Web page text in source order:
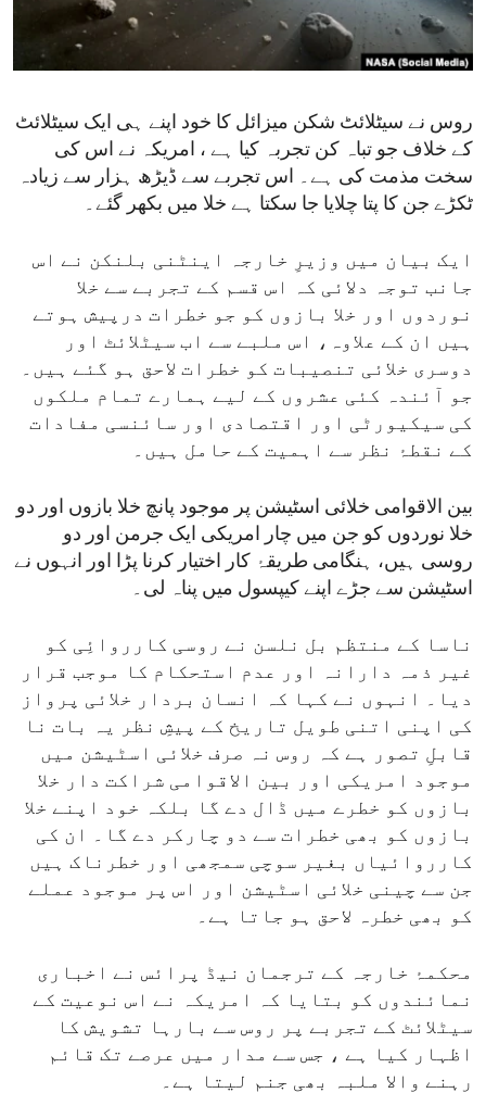
ENVIRONMENT AND HEALTH
IDEALS AND INSTITUTIONS
روس نے سیٹلائٹ شکن میزائل کا خود اپنے ہی ایک سیٹلائٹ
کے خلاف جو تباہ کن تجربہ کیا ہے ، امریکہ نے اس کی
سخت مذمت کی ہے۔ اس تجربے سے ڈیڑھ ہزار سے زیادہ
ٹکڑے جن کا پتا چلایا جا سکتا ہے خلا میں بکھر گئے۔
ایک بیان میں وزیرِ خارجہ اینٹنی بلنکن نے اس
جانب توجہ دلائی کہ اس قسم کے تجربے سے خلا
نوردوں اور خلا بازوں کو جو خطرات درپیش ہوتے
ہیں ان کے علاوہ، اس ملبے سے اب سیٹلائٹ اور
دوسری خلائی تنصیبات کو خطرات لاحق ہو گئے ہیں۔
جو آئندہ کئی عشروں کے لیے ہمارے تمام ملکوں
کی سیکیورٹی اور اقتصادی اور سائنسی مفادات
کے نقطۂ نظر سے اہمیت کے حامل ہیں۔
بین الاقوامی خلائی اسٹیشن پر موجود پانچ خلا بازوں اور دو
خلا نوردوں کو جن میں چار امریکی ایک جرمن اور دو
روسی ہیں، ہنگامی طریقۂ کار اختیار کرنا پڑا اور انہوں نے
اسٹیشن سے جڑے اپنے کیپسول میں پناہ لی۔
ناسا کے منتظم بل نلسن نے روسی کارروائِی کو
غیر ذمہ دارانہ اور عدم استحکام کا موجب قرار
دیا۔ انہوں نے کہا کہ انسان بردار خلائی پرواز
کی اپنی اتنی طویل تاریخ کے پیشِ نظر یہ بات نا
قابلِ تصور ہے کہ روس نہ صرف خلائی اسٹیشن میں
موجود امریکی اور بین الاقوامی شراکت دار خلا
بازوں کو خطرے میں ڈال دے گا بلکہ خود اپنے خلا
بازوں کو بھی خطرات سے دو چارکر دے گا۔ ان کی
کارروائیاں بغیر سوچی سمجھی اور خطرناک ہیں
جن سے چینی خلائی اسٹیشن اور اس پر موجود عملے
کو بھی خطرہ لاحق ہو جاتا ہے۔
محکمۂ خارجہ کے ترجمان نیڈ پرائس نے اخباری
نمائندوں کو بتایا کہ امریکہ نے اس نوعیت کے
سیٹلائٹ کے تجربے پر روس سے بارہا تشویش کا
اظہار کیا ہے ، جس سے مدار میں عرصے تک قائم
رہنے والا ملبہ بھی جنم لیتا ہے۔